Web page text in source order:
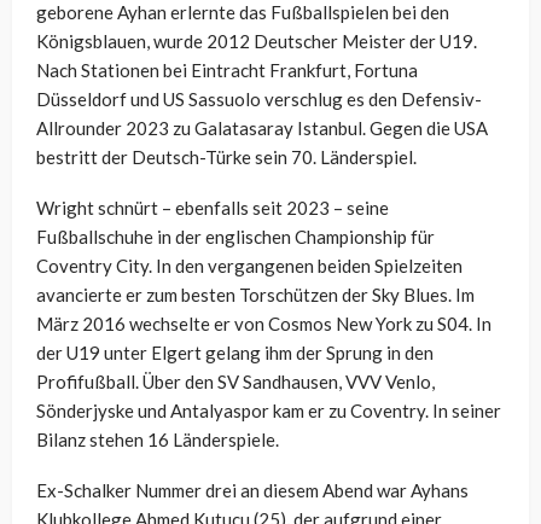
geborene Ayhan erlernte das Fußballspielen bei den
Königsblauen, wurde 2012 Deutscher Meister der U19.
Nach Stationen bei Eintracht Frankfurt, Fortuna
Düsseldorf und US Sassuolo verschlug es den Defensiv-
Allrounder 2023 zu Galatasaray Istanbul. Gegen die USA
bestritt der Deutsch-Türke sein 70. Länderspiel.
Wright schnürt – ebenfalls seit 2023 – seine
Fußballschuhe in der englischen Championship für
Coventry City. In den vergangenen beiden Spielzeiten
avancierte er zum besten Torschützen der Sky Blues. Im
März 2016 wechselte er von Cosmos New York zu S04. In
der U19 unter Elgert gelang ihm der Sprung in den
Profifußball. Über den SV Sandhausen, VVV Venlo,
Sönderjyske und Antalyaspor kam er zu Coventry. In seiner
Bilanz stehen 16 Länderspiele.
Ex-Schalker Nummer drei an diesem Abend war Ayhans
Klubkollege Ahmed Kutucu (25), der aufgrund einer